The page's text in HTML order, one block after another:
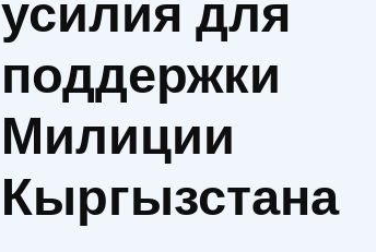
поддержки
Милиции
Кыргызстана